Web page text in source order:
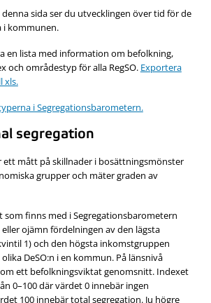
sida ser du utvecklingen över tid för de
i kommunen.
en lista med information om befolkning,
och områdestyp för alla RegSO. Exportera
xls.
i Segregationsbarometern.
segregation
ett mått på skillnader i bosättningsmönster
grupper och mäter graden av
som finns med i Segregationsbarometern
ojämn fördelningen av den lägsta
1) och den högsta inkomstgruppen
DeSO:n i en kommun. På länsnivå
ett befolkningsviktat genomsnitt. Indexet
0–100 där värdet 0 innebär ingen
100 innebär total segregation. Ju högre